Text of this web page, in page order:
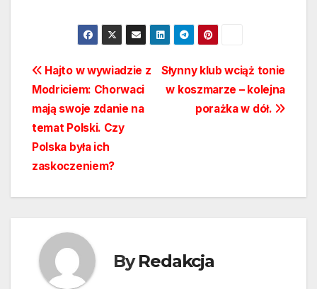
Nawigacja
wpisu
Słynny klub wciąż tonie
w koszmarze – kolejna
porażka w dół.
Hajto w wywiadzie z
Modriciem: Chorwaci
mają swoje zdanie na
temat Polski. Czy
Polska była ich
zaskoczeniem?
ByRedakcja